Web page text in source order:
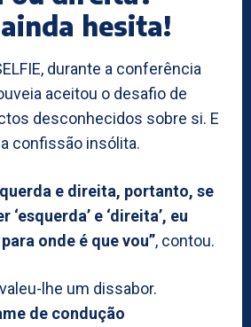
hesita!
durante a conferência
aceitou o desafio de
desconhecidos sobre si. E
confissão insólita.
e direita, portanto, se
e ‘direita’, eu
onde é que vou”, contou.
lhe um dissabor.
de condução